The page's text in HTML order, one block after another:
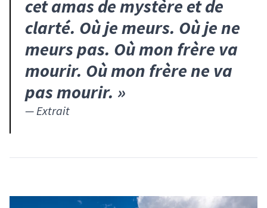
cet amas de mystère et de
clarté. Où je meurs. Où je ne
meurs pas. Où mon frère va
mourir. Où mon frère ne va
pas mourir. »
— Extrait